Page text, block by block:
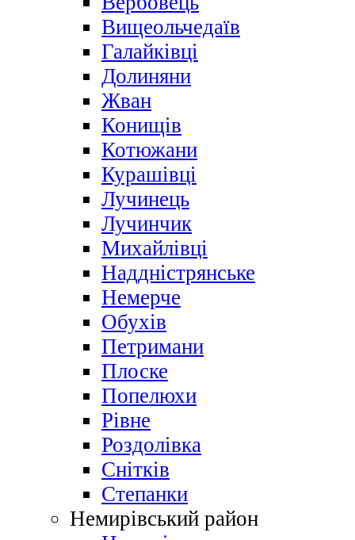
Вищеольчедаїв
Галайківці
Долиняни
Жван
Конищів
Котюжани
Курашівці
Лучинець
Лучинчик
Михайлівці
Наддністрянське
Немерче
Обухів
Петримани
Плоске
Попелюхи
Рівне
Роздолівка
Снітків
Степанки
Немирівський район